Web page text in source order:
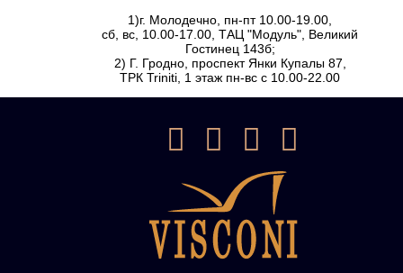
1)г. Молодечно, пн-пт 10.00-19.00,
сб, вс, 10.00-17.00, ТАЦ "Модуль", Великий
Гостинец 143б;
2) Г. Гродно, проспект Янки Купалы 87,
ТРК Triniti, 1 этаж пн-вс с 10.00-22.00